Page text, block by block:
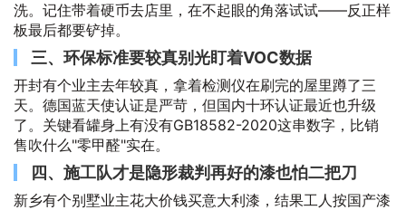
洗。记住带着硬币去店里，在不起眼的角落试试——反正样
板最后都要铲掉。
三、环保标准要较真别光盯着VOC数据
开封有个业主去年较真，拿着检测仪在刷完的屋里蹲了三
天。德国蓝天使认证是严苛，但国内十环认证最近也升级
了。关键看罐身上有没有GB18582-2020这串数字，比销
售吹什么"零甲醛"实在。
四、施工队才是隐形裁判再好的漆也怕二把刀
新乡有个别墅业主花大价钱买意大利漆，结果工人按国产漆